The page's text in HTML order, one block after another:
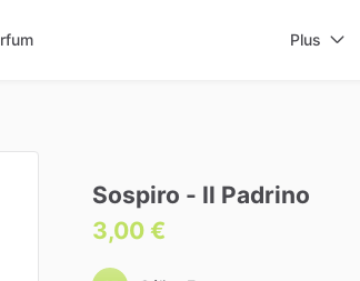
Plus
Sospiro - Il Padrino
3,00 €